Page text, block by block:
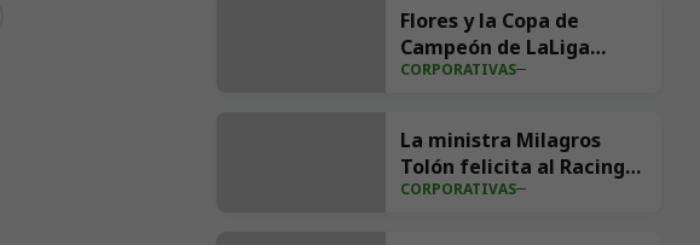
Flores y la Copa de
Campeón de LaLiga
Hypermotion para la
CORPORATIVAS
La ministra Milagros
Tolón felicita al Racing
por su retorno a Primera
CORPORATIVAS